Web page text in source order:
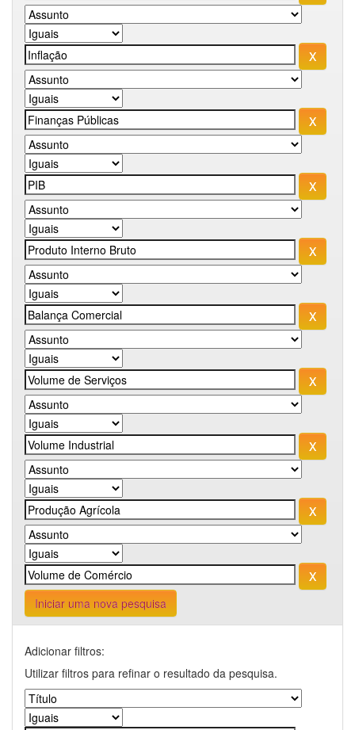
Iniciar uma nova pesquisa
Adicionar filtros:
Utilizar filtros para refinar o resultado da pesquisa.